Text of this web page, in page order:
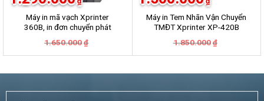
Máy in mã vạch Xprinter
360B, in đơn chuyển phát
GHN, GHTK, Viettel Post,
VNpost, Best, J&T
1.650.000 ₫
là:
tại
1.290.000₫.
Máy in Tem Nhãn Vận Chuyển
TMĐT Xprinter XP-420B
1.850.000 ₫
là:
tại
1.500.000₫.